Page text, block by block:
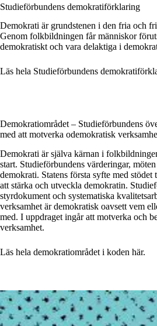
Studieförbundens demokratiförklaring
Demokrati är grundstenen i den fria och
Genom folkbildningen får människor
demokratiskt och vara delaktiga i
Läs hela Studieförbundens
Demokratiområdet – Studieförbundens
med att motverka odemokratisk
Demokrati är själva kärnan i
start. Studieförbundens värderingar,
demokrati. Statens första syfte med
att stärka och utveckla demokratin.
styrdokument och systematiska
verksamhet är demokratisk oavsett vem
med. I uppdraget ingår att motverka och
verksamhet.
Läs hela demokratiområdet i koden här.